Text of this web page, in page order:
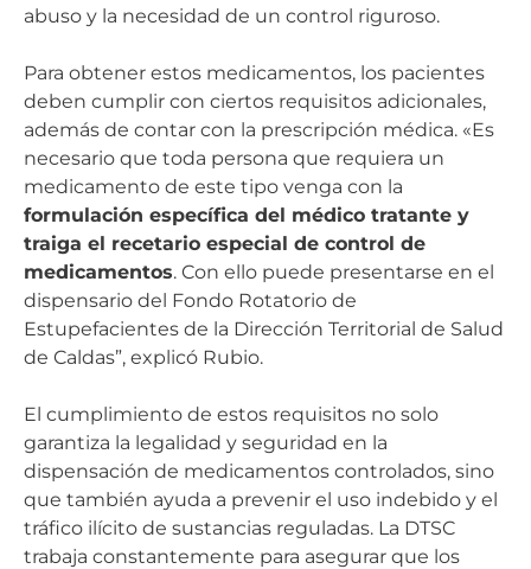
abuso y la necesidad de un control riguroso.
Para obtener estos medicamentos, los pacientes
deben cumplir con ciertos requisitos adicionales,
además de contar con la prescripción médica. «Es
necesario que toda persona que requiera un
medicamento de este tipo venga con la
formulación específica del médico tratante y
traiga el recetario especial de control de
medicamentos. Con ello puede presentarse en el
dispensario del Fondo Rotatorio de
Estupefacientes de la Dirección Territorial de Salud
de Caldas”, explicó Rubio.
El cumplimiento de estos requisitos no solo
garantiza la legalidad y seguridad en la
dispensación de medicamentos controlados, sino
que también ayuda a prevenir el uso indebido y el
tráfico ilícito de sustancias reguladas. La DTSC
trabaja constantemente para asegurar que los